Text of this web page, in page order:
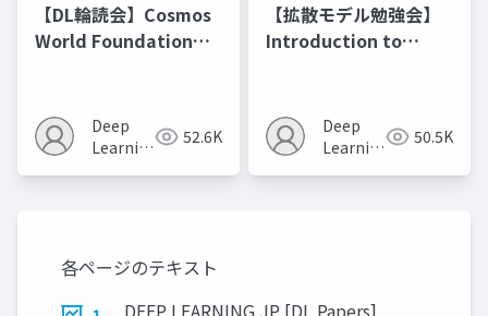
【DL輪読会】Cosmos
World Foundation
Deep
Learning
52.6K
【拡散モデル勉強会】
Introduction to
Deep
Learning
50.5K
各ページのテキスト